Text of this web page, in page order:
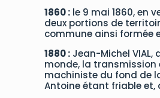
1860 : le 9 mai 1860, en
deux portions de
commune ainsi formée
1880 : Jean-Michel VIAL,
monde, la transmission
machiniste du fond de
Antoine étant friable et,